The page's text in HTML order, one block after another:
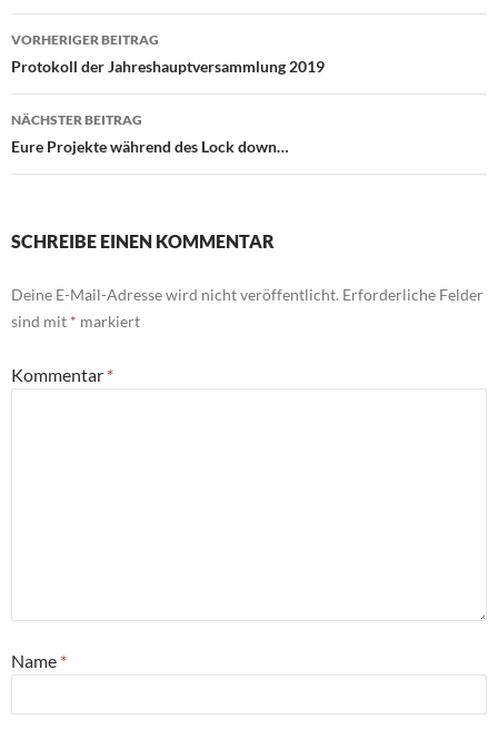
Beitragsnavigation
VORHERIGER BEITRAG
Protokoll der Jahreshauptversammlung 2019
NÄCHSTER BEITRAG
Eure Projekte während des Lock down…
SCHREIBE EINEN KOMMENTAR
Deine E-Mail-Adresse wird nicht veröffentlicht. Erforderliche Felder
sind mit * markiert
Kommentar *
Name *